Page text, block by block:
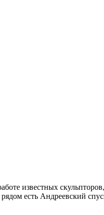
известных
есть Андреевский